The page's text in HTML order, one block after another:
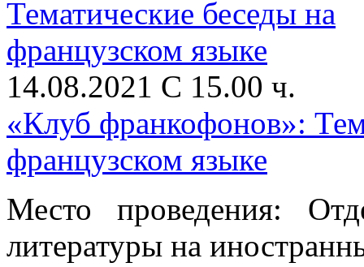
14.08.2021 С 15.00 ч.
«Клуб франкофонов»:
французском языке
Место проведения:
литературы на